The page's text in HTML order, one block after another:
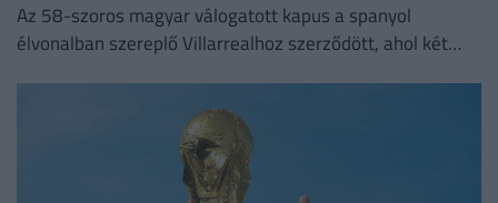
Az 58-szoros magyar válogatott kapus a spanyol
élvonalban szereplő Villarrealhoz szerződött, ahol két